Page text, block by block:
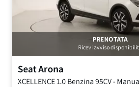
PRENOTATA
Ricevi avviso
SeatArona
XCELLENCE1.0 Benzina 95CV-